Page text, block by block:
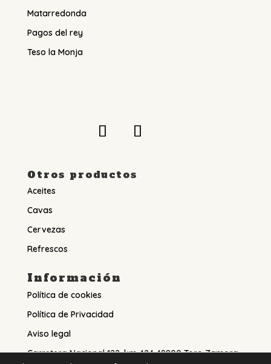
Matarredonda
Pagos del rey
Teso la Monja
Otros productos
Aceites
Cavas
Cervezas
Refrescos
Información
Política de cookies
Política de Privacidad
Aviso legal
Carretera Nacional 122, km 424 49800 Toro Zamora